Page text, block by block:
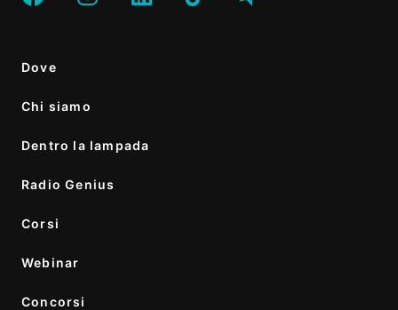
Dove
Chi siamo
Dentro la lampada
Radio Genius
Corsi
Webinar
Concorsi